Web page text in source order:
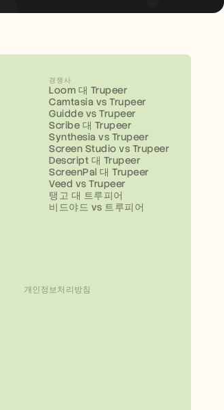
경쟁사
Loom 대 Trupeer
Camtasia vs Trupeer
Guidde vs Trupeer
Scribe 대 Trupeer
Synthesia vs Trupeer
Screen Studio vs Trupeer
Descript 대 Trupeer
ScreenPal 대 Trupeer
Veed vs Trupeer
탱고 대 트루피어
비드야드 vs 트루피어
개인정보처리방침